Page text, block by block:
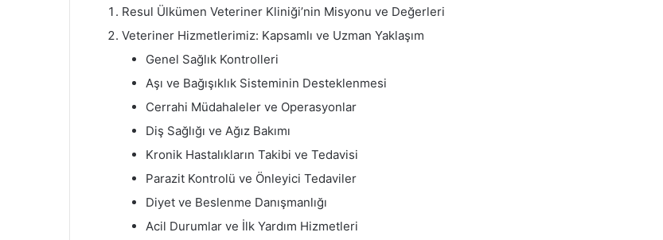
Resul Ülkümen Veteriner Kliniği’nin Misyonu ve Değerleri
Veteriner Hizmetlerimiz: Kapsamlı ve Uzman Yaklaşım
Genel Sağlık Kontrolleri
Aşı ve Bağışıklık Sisteminin Desteklenmesi
Cerrahi Müdahaleler ve Operasyonlar
Diş Sağlığı ve Ağız Bakımı
Kronik Hastalıkların Takibi ve Tedavisi
Parazit Kontrolü ve Önleyici Tedaviler
Diyet ve Beslenme Danışmanlığı
Acil Durumlar ve İlk Yardım Hizmetleri